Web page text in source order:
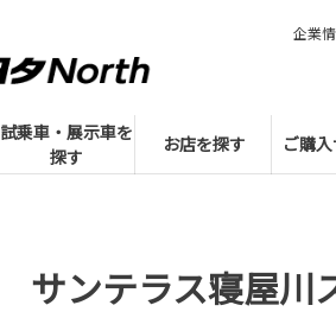
試乗車・展示車を
探す
お店を探す ご購
企業
サンテラス寝屋川